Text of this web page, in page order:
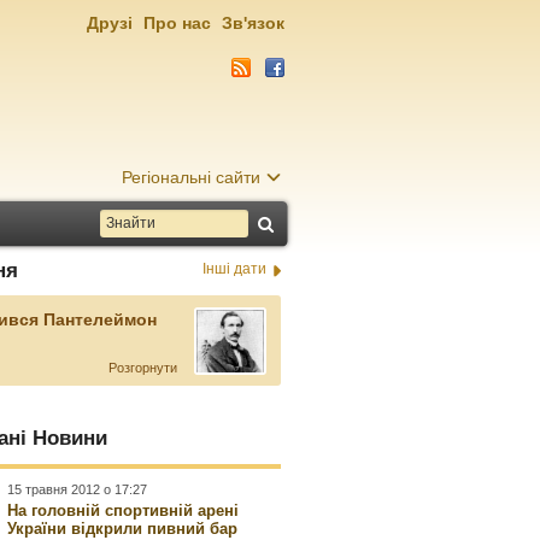
Регіональні сайти
Друзі Про нас Зв'язок
Інші дати
Пантелеймон
Розгорнути
Новини
15 травня 2012 о 17:27
На головній спортивній арені
України відкрили пивний бар